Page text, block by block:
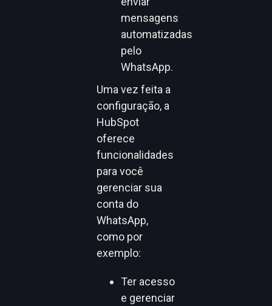
mensagens
automatizadas
pelo
WhatsApp.
Uma vez feita a
configuração, a
HubSpot
oferece
funcionalidades
para você
gerenciar sua
conta do
WhatsApp,
como por
exemplo:
Ter acesso
e gerenciar